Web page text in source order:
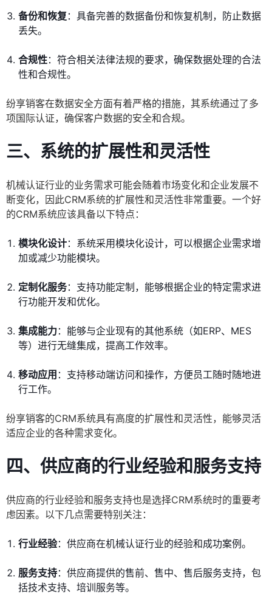
备份和恢复 ：具备完善的数据备份和恢复机制，防止数据
丢失。
合规性：符合相关法律法规的要求，确保数据处理的合法
性和合规性。
纷享销客在数据安全方面有着严格的措施，其系统通过了多
项国际认证，确保客户数据的安全和合规。
三、系统的扩展性和灵活性
机械认证行业的业务需求可能会随着市场变化和企业发展不
断变化，因此CRM系统的扩展性和灵活性非常重要。一个好
的CRM系统应该具备以下特点：
模块化设计：系统采用模块化设计，可以根据企业需求增
加或减少功能模块。
定制化服务：支持功能定制，能够根据企业的特定需求进
行功能开发和优化。
集成能力：能够与企业现有的其他系统（如ERP、MES
等）进行无缝集成，提高工作效率。
移动应用 ：支持移动端访问和操作，方便员工随时随地进
行工作。
纷享销客的CRM系统具有高度的扩展性和灵活性，能够灵活
适应企业的各种需求变化。
四、供应商的行业经验和服务支持
供应商的行业经验和服务支持也是选择CRM系统时的重要考
虑因素。以下几点需要特别关注：
行业经验：供应商在机械认证行业的经验和成功案例。
服务支持：供应商提供的售前、售中、售后服务支持，包
括技术支持、培训服务等。